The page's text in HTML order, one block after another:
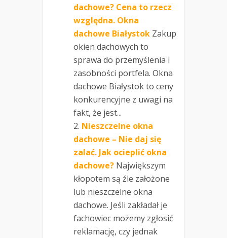
dachowe? Cena to rzecz
względna. Okna
dachowe Białystok Zakup
okien dachowych to
sprawa do przemyślenia i
zasobności portfela. Okna
dachowe Białystok to ceny
konkurencyjne z uwagi na
fakt, że jest...
Nieszczelne okna
dachowe – Nie daj się
zalać. Jak ocieplić okna
dachowe? Największym
kłopotem są źle założone
lub nieszczelne okna
dachowe. Jeśli zakładał je
fachowiec możemy zgłosić
reklamację, czy jednak